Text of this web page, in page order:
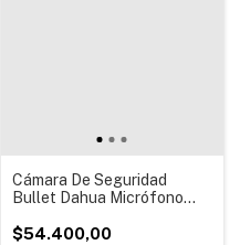
Cámara De Seguridad
Bullet Dahua Micrófono
$54.400,00